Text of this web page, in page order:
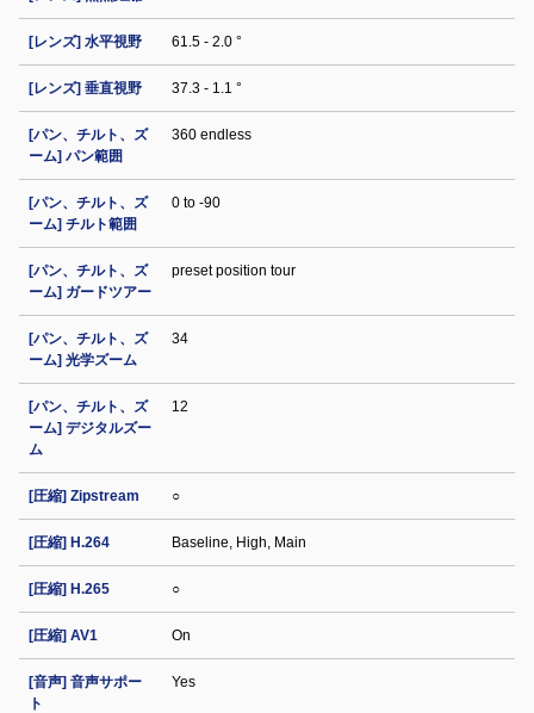
[レンズ] 水平視野 61.5 - 2.0 °
[レンズ] 垂直視野 37.3 - 1.1 °
[パン、チルト、ズ
ーム] パン範囲
360 endless
[パン、チルト、ズ
ーム] チルト範囲
0 to -90
[パン、チルト、ズ
ーム] ガードツアー
preset position tour
[パン、チルト、ズ
ーム] 光学ズーム
34
[パン、チルト、ズ
ーム] デジタルズー
ム
12
[圧縮] Zipstream ○
[圧縮] H.264 Baseline, High, Main
[圧縮] H.265 ○
[圧縮] AV1 On
[音声] 音声サポー
ト
Yes